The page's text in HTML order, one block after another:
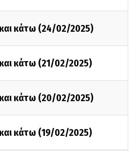
κάτω (24/02/2025)
κάτω (21/02/2025)
κάτω (20/02/2025)
κάτω (19/02/2025)